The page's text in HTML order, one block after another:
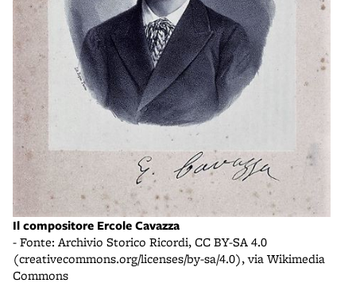
Il compositore Ercole Cavazza
- Fonte: Archivio Storico Ricordi, CC BY-SA 4.0
(creativecommons.org/licenses/by-sa/4.0), via Wikimedia
Commons